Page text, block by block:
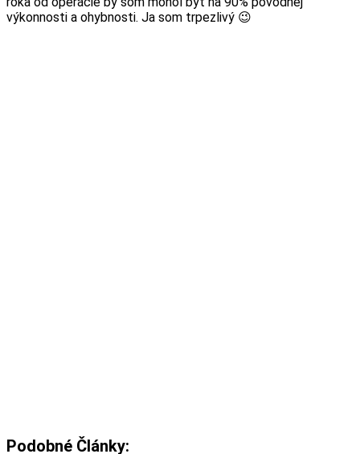
výkonnosti a ohybnosti. Ja som trpezlivý 😉
Podobné Články: